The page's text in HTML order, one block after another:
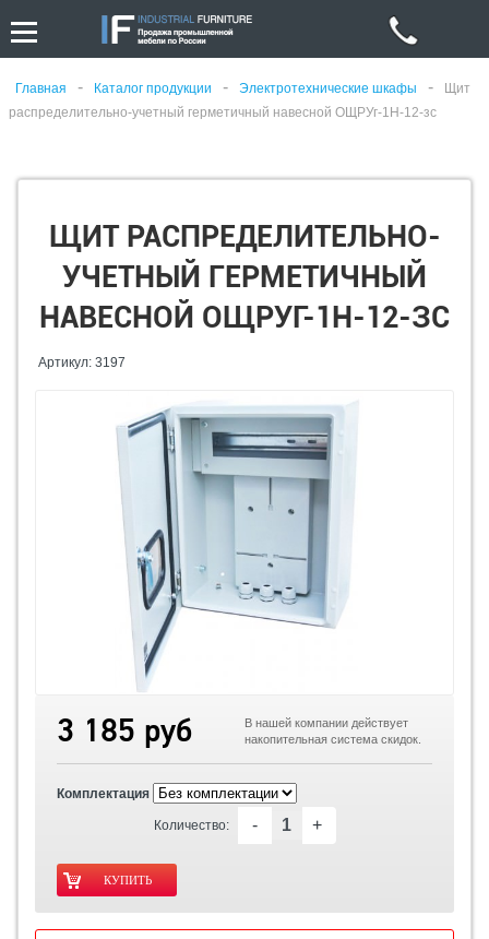
Главная - Каталог продукции - Электротехнические шкафы -
Щит
распределительно-учетный герметичный навесной ОЩРУг-1Н-12-зс
ЩИТ РАСПРЕДЕЛИТЕЛЬНО-
УЧЕТНЫЙ ГЕРМЕТИЧНЫЙ
НАВЕСНОЙ ОЩРУГ-1Н-12-ЗС
Артикул: 3197
3 185 руб
В нашей компании действует
накопительная система скидок.
Комплектация
Количество: - +